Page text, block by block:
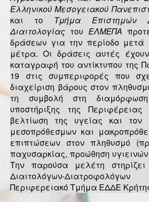
Ελληνικού Μεσογειακού
και το Τμήμα Επιστημών
Διαιτολογίας του ΕΛΜΕΠΑ
δράσεων για την περίοδο μετά
μέτρα. Οι δράσεις αυτές
καταγραφή του αντίκτυπου της
19 στις συμπεριφορές που
διαχείριση βάρους στον
τη συμβολή στη
υποστήριξης της
βελτίωση της υγείας και τον
μεσοπρόθεσμων και
επιπτώσεων στον πληθυσμό
παχυσαρκίας, προώθηση
Την παρούσα μελέτη
Διαιτολόγων-
Περιφερειακό Τμήμα ΕΔΔΕ